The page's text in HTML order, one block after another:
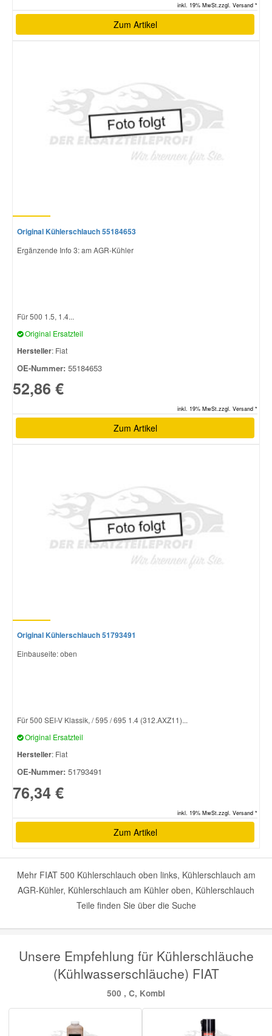
inkl. 19% MwSt.zzgl. Versand *
Zum Artikel
Original Kühlerschlauch 55184653
Ergänzende Info 3: am AGR-Kühler
Für 500 1.5, 1.4...
Original Ersatzteil
Hersteller: Fiat
OE-Nummer: 55184653
52,86 €
inkl. 19% MwSt.zzgl. Versand *
Zum Artikel
Original Kühlerschlauch 51793491
Einbauseite: oben
Für 500 SEI-V Klassik, / 595 / 695 1.4 (312.AXZ11)...
Original Ersatzteil
Hersteller: Fiat
OE-Nummer: 51793491
76,34 €
inkl. 19% MwSt.zzgl. Versand *
Zum Artikel
Mehr FIAT 500 Kühlerschlauch oben links, Kühlerschlauch am
AGR-Kühler, Kühlerschlauch am Kühler oben, Kühlerschlauch
Teile finden Sie über die Suche
Unsere Empfehlung für Kühlerschläuche
(Kühlwasserschläuche) FIAT
500 , C, Kombi